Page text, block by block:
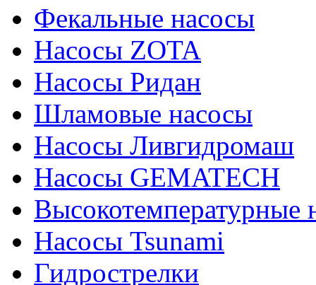
Фекальные насосы
Насосы ZOTA
Насосы Ридан
Шламовые насосы
Насосы Ливгидромаш
Насосы GEMATECH
Высокотемпературные
Насосы Tsunami
Гидрострелки